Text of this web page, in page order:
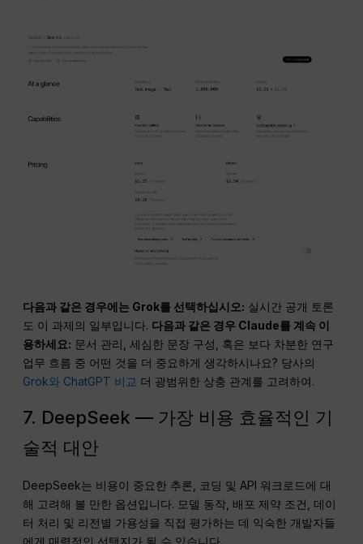
다음과 같은 경우에는 Grok를 선택하십시오: 실시간 공개 토론
도 이 과제의 일부입니다. 다음과 같은 경우 Claude를 계속 이
용하세요: 문서 관리, 세심한 문장 구성, 혹은 보다 차분한 연구
업무 흐름 중 어떤 것을 더 중요하게 생각하시나요? 당사의
Grok와 ChatGPT 비교 더 광범위한 상충 관계를 고려하여.
7. DeepSeek — 가장 비용 효율적인 기
술적 대안
DeepSeek는 비용이 중요한 추론, 코딩 및 API 워크로드에 대
해 고려해 볼 만한 옵션입니다. 모델 동작, 배포 제약 조건, 데이
터 처리 및 리전별 가용성을 직접 평가하는 데 익숙한 개발자들
에게 매력적인 선택지가 될 수 있습니다.